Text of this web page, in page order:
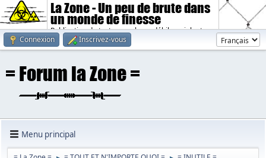
La Zone - Un peu de brute dans
un monde de finesse
Publication de textes sombres, débiles, violents.
Connexion
Inscrivez-vous
Menu principal